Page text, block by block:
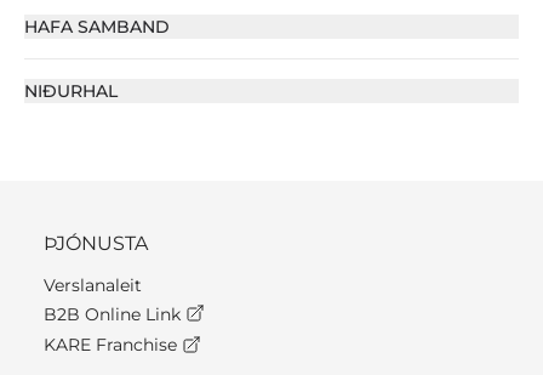
HAFA SAMBAND
NIÐURHAL
ÞJÓNUSTA
Verslanaleit
B2B Online Link
KARE Franchise